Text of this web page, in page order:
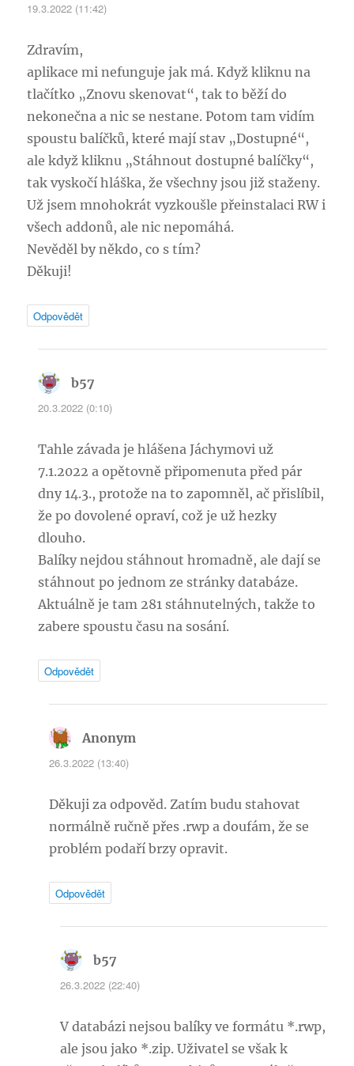
19.3.2022 (11:42)
Zdravím,
aplikace mi nefunguje jak má. Když kliknu na
tlačítko „Znovu skenovat“, tak to běží do
nekonečna a nic se nestane. Potom tam vidím
spoustu balíčků, které mají stav „Dostupné“,
ale když kliknu „Stáhnout dostupné balíčky“,
tak vyskočí hláška, že všechny jsou již staženy.
Už jsem mnohokrát vyzkoušle přeinstalaci RW i
všech addonů, ale nic nepomáhá.
Nevěděl by někdo, co s tím?
Děkuji!
Odpovědět
b57
20.3.2022 (0:10)
Tahle závada je hlášena Jáchymovi už
7.1.2022 a opětovně připomenuta před pár
dny 14.3., protože na to zapomněl, ač přislíbil,
že po dovolené opraví, což je už hezky
dlouho.
Balíky nejdou stáhnout hromadně, ale dají se
stáhnout po jednom ze stránky databáze.
Aktuálně je tam 281 stáhnutelných, takže to
zabere spoustu času na sosání.
Odpovědět
Anonym
26.3.2022 (13:40)
Děkuji za odpověd. Zatím budu stahovat
normálně ručně přes .rwp a doufám, že se
problém podaří brzy opravit.
Odpovědět
b57
26.3.2022 (22:40)
V databázi nejsou balíky ve formátu *.rwp,
ale jsou jako *.zip. Uživatel se však k